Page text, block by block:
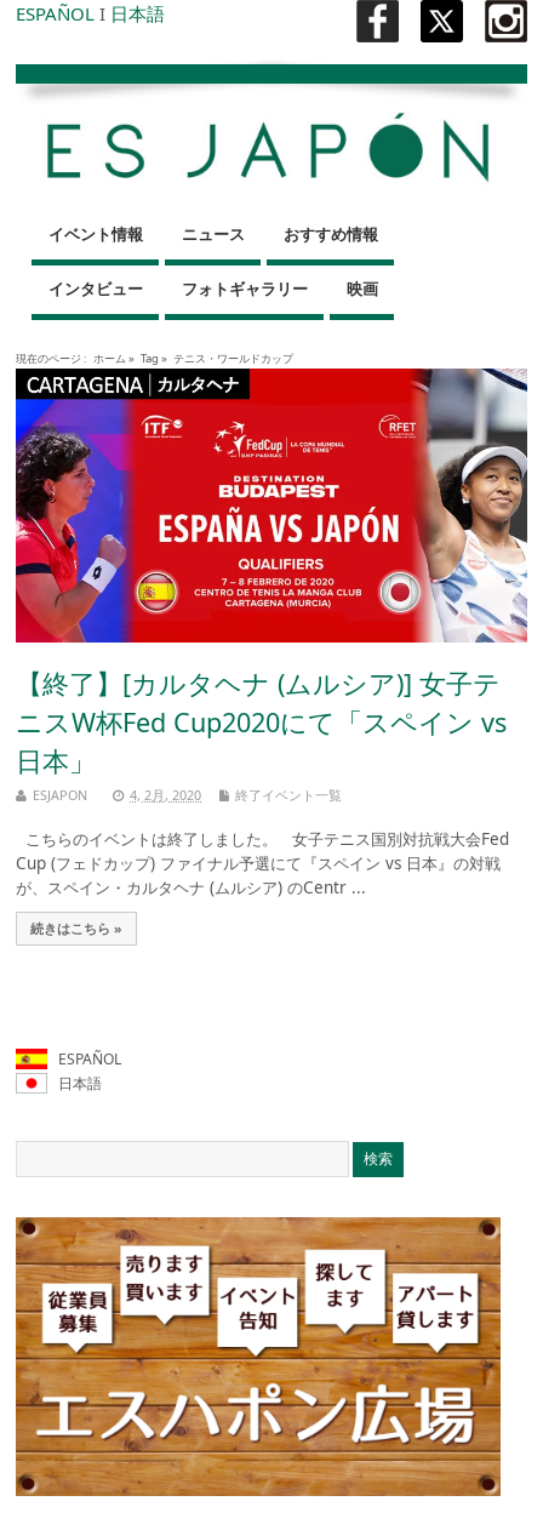
ESPAÑOL I 日本語
イベント情報 ニュース おすすめ情報
インタビュー フォトギャラリー 映画
現在のページ : ホーム » Tag » テニス・ワールドカップ
【終了】[カルタヘナ (ムルシア)] 女子テ
ニスW杯Fed Cup2020にて「スペイン vs
日本」
ESJAPON 4, 2月, 2020 終了イベント一覧
こちらのイベントは終了しました。 女子テニス国別対抗戦大会Fed
Cup (フェドカップ) ファイナル予選にて『スペイン vs 日本』の対戦
が、スペイン・カルタヘナ (ムルシア) のCentr ...
続きはこちら »
ESPAÑOL
日本語